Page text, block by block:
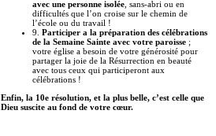
avec une personne isolée , sans-abri ou en
difficultés que l’on croise sur le chemin de
l’école ou du travail !
9. Participer a la préparation des célébrations
de la Semaine Sainte avec votre paroisse ;
votre église a besoin de votre générosité pour
partager la joie de la Résurrection en beauté
avec tous ceux qui participeront aux
célébrations !
Enfin, la 10e résolution, et la plus belle, c’est celle que
Dieu suscite au fond de votre cœur.